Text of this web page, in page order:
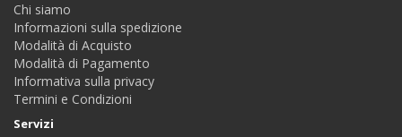
Chi siamo
Informazioni sulla spedizione
Modalità di Acquisto
Modalità di Pagamento
Informativa sulla privacy
Termini e Condizioni
Servizi